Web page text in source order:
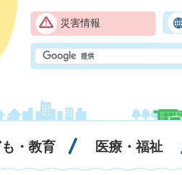
災害情報
・教育 医療・福祉